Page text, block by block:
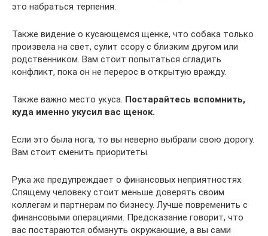
это набраться терпения.
Также видение о кусающемся щенке, что собака только
произвела на свет, сулит ссору с близким другом или
родственником. Вам стоит попытаться сгладить
конфликт, пока он не перерос в открытую вражду.
Также важно место укуса. Постарайтесь вспомнить,
куда именно укусил вас щенок.
Если это была нога, то вы неверно выбрали свою дорогу.
Вам стоит сменить приоритеты.
Рука же предупреждает о финансовых неприятностях.
Спящему человеку стоит меньше доверять своим
коллегам и партнерам по бизнесу. Лучше повременить с
финансовыми операциями. Предсказание говорит, что
вас постараются обмануть окружающие, а вы сами